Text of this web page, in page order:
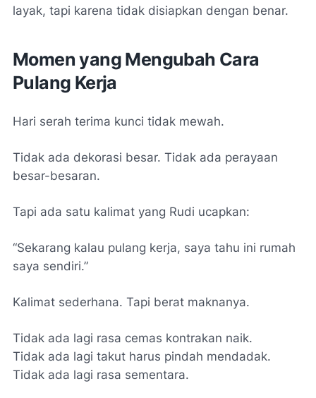
layak, tapi karena tidak disiapkan dengan benar.
Momen yang Mengubah Cara
Pulang Kerja
Hari serah terima kunci tidak mewah.
Tidak ada dekorasi besar. Tidak ada perayaan
besar-besaran.
Tapi ada satu kalimat yang Rudi ucapkan:
“Sekarang kalau pulang kerja, saya tahu ini rumah
saya sendiri.”
Kalimat sederhana. Tapi berat maknanya.
Tidak ada lagi rasa cemas kontrakan naik.
Tidak ada lagi takut harus pindah mendadak.
Tidak ada lagi rasa sementara.